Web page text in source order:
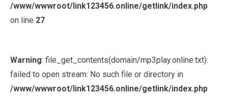
/www/wwwroot/link123456.online/getlink/index.php
on line 27
Warning: file_get_contents(domain/mp3play.online.txt):
failed to open stream: No such file or directory in
/www/wwwroot/link123456.online/getlink/index.php